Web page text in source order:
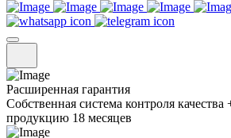
Расширенная гарантия
Собственная система контроля качества
продукцию 18 месяцев